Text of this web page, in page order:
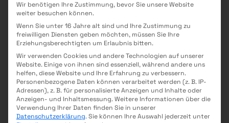
Zur Veranstaltungsübersicht
FUTURIUM: Family Open Lab –
Logistik der Zukunft
Hier geht es zur Anmeldung
Details
Ort
Futurium, Alexanderufer 2, 10117 Berlin
Datum und Uhrzeit
Wir benötigen Ihre Zustimmung, bevor Sie unsere Website
weiter besuchen können.
Wenn Sie unter 16 Jahre alt sind und Ihre Zustimmung zu
freiwilligen Diensten geben möchten, müssen Sie Ihre
Erziehungsberechtigten um Erlaubnis bitten.
Wir verwenden Cookies und andere Technologien auf unserer
Website. Einige von ihnen sind essenziell, während andere uns
helfen, diese Website und Ihre Erfahrung zu verbessern.
Personenbezogene Daten können verarbeitet werden (z. B. IP-
Adressen), z. B. für personalisierte Anzeigen und Inhalte oder
Anzeigen- und Inhaltsmessung.Weitere Informationen über die
Verwendung Ihrer Daten finden Sie in unserer
Datenschutzerklärung.Sie können Ihre Auswahl jederzeit unter